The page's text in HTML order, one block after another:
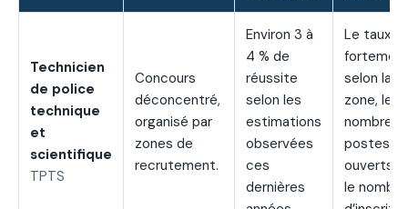
Technicien
de police
technique
et
scientifique
TPTS
Concours
déconcentré,
organisé par
zones de
recrutement.
Environ 3 à
4 % de
réussite
selon les
estimations
observées
ces
dernières
Le taux
selon la
zone, le
nombre
postes
ouverts
le nombre